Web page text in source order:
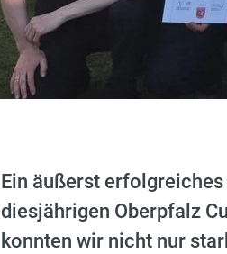
Ein äußerst
diesjährigen Oberpfalz
konnten wir nicht nur